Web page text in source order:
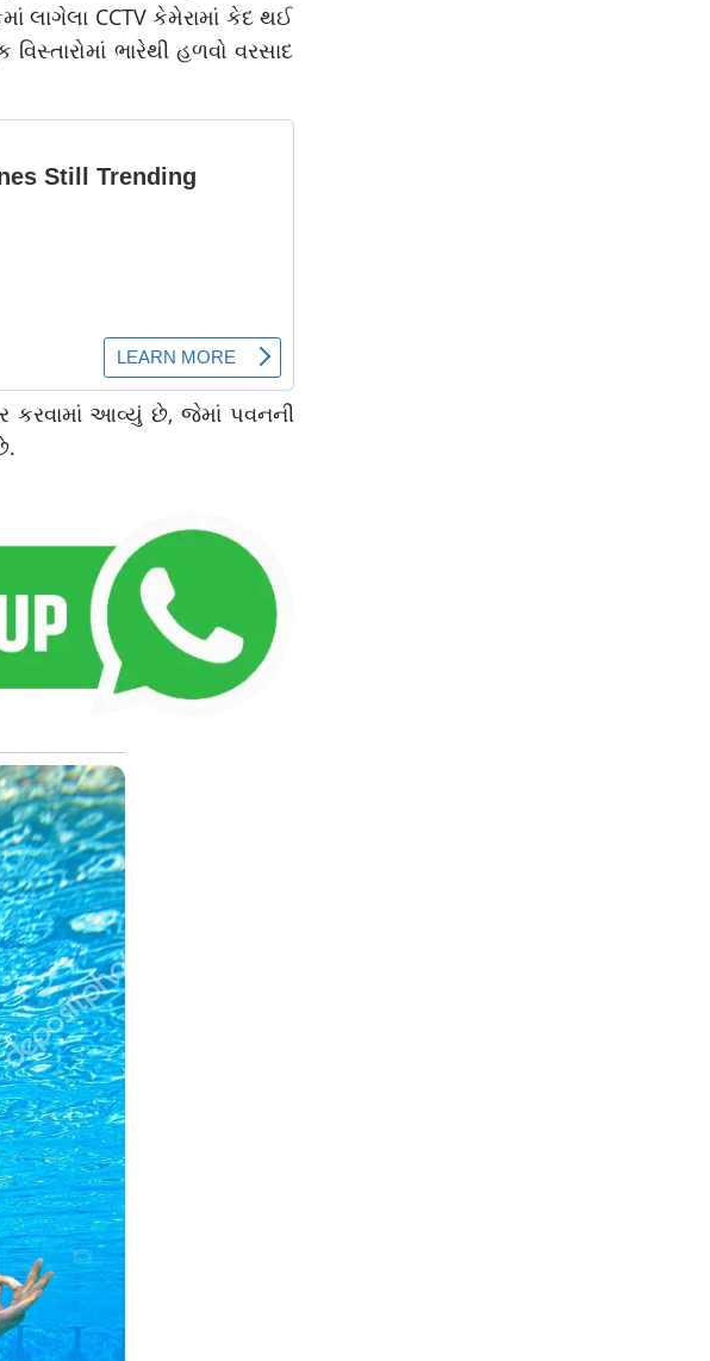
CCTV કેમેરામાં કેદ થઈ
ભારેથી હળવો વરસાદ
કરવામાં આવ્યું છે, જેમાં પવનની